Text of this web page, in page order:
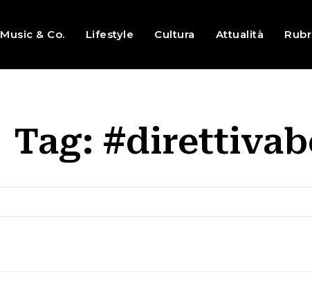
Music & Co. Lifestyle Cultura Attualità
Tag: